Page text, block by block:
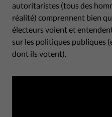
autoritaristes (tous des
réalité) comprennent bien
électeurs voient et
sur les politiques publiques
dont ils votent).